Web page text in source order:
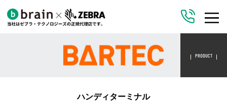
PRODUCT
ハンディターミナル